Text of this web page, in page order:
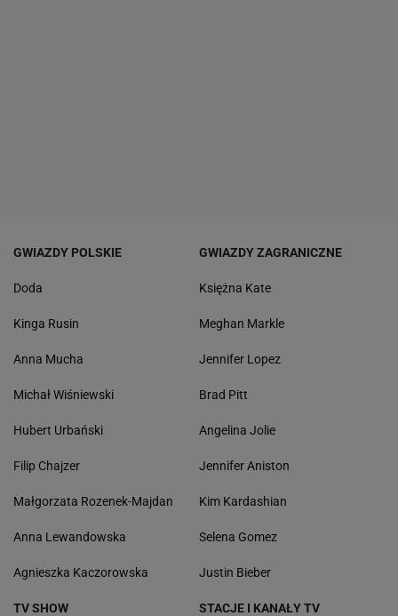
GWIAZDY POLSKIE
Doda
Kinga Rusin
Anna Mucha
Michał Wiśniewski
Hubert Urbański
Filip Chajzer
Małgorzata Rozenek-Majdan
Anna Lewandowska
Agnieszka Kaczorowska
GWIAZDY ZAGRANICZNE
Księżna Kate
Meghan Markle
Jennifer Lopez
Brad Pitt
Angelina Jolie
Jennifer Aniston
Kim Kardashian
Selena Gomez
Justin Bieber
TV SHOW STACJE I KANAŁY TV